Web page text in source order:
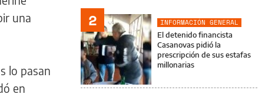
una
lo pasan
en
2
INFORMACIÓN GENERAL
El detenido financista
Casanovas pidió la
prescripción de sus estafas
millonarias